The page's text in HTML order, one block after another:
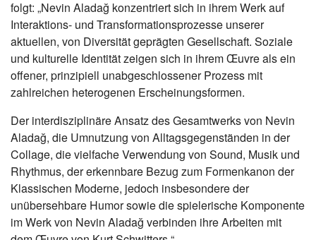
folgt: „Nevin Aladağ konzentriert sich in ihrem Werk auf
Interaktions- und Transformationsprozesse unserer
aktuellen, von Diversität geprägten Gesellschaft. Soziale
und kulturelle Identität zeigen sich in ihrem Œuvre als ein
offener, prinzipiell unabgeschlossener Prozess mit
zahlreichen heterogenen Erscheinungsformen.
Der interdisziplinäre Ansatz des Gesamtwerks von Nevin
Aladağ, die Umnutzung von Alltagsgegenständen in der
Collage, die vielfache Verwendung von Sound, Musik und
Rhythmus, der erkennbare Bezug zum Formenkanon der
Klassischen Moderne, jedoch insbesondere der
unübersehbare Humor sowie die spielerische Komponente
im Werk von Nevin Aladağ verbinden ihre Arbeiten mit